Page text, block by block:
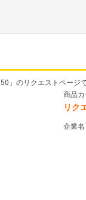
」のリクエストページ
商品
リク
企業